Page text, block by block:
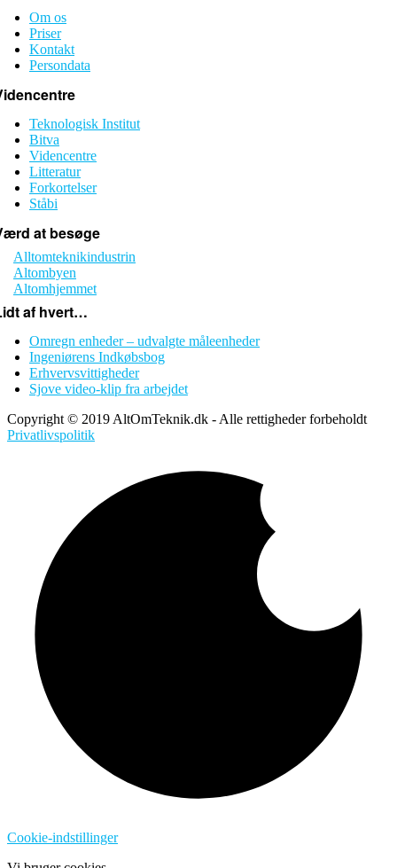
Om os
Priser
Kontakt
Persondata
Teknologisk Institut
Bitva
Videncentre
Litteratur
Forkortelser
Ståbi
at besøge
Alltomteknikindustrin
Altombyen
Altomhjemmet
af hvert…
Omregn enheder – udvalgte måleenheder
Ingeniørens Indkøbsbog
Erhvervsvittigheder
Sjove video-klip fra arbejdet
Copyright © 2019 AltOmTeknik.dk - Alle rettigheder forbeholdt
Privatlivspolitik
Cookie-indstillinger